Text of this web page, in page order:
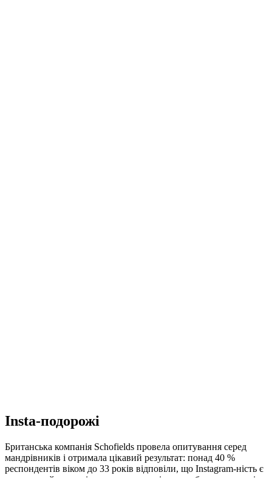
Insta-подорожі
Британська компанія Schofields провела опитування серед
мандрівників і отримала цікавий результат: понад 40 %
респондентів віком до 33 років відповіли, що Instagram-ність є